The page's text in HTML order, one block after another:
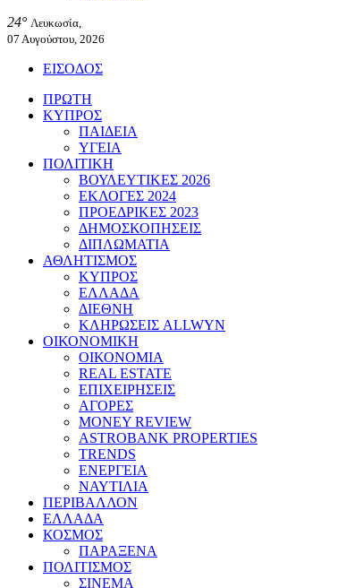
24° Λευκωσία,
07 Αυγούστου, 2026
ΕΙΣΟΔΟΣ
ΠΡΩΤΗ
ΚΥΠΡΟΣ
ΠΑΙΔΕΙΑ
ΥΓΕΙΑ
ΠΟΛΙΤΙΚΗ
ΒΟΥΛΕΥΤΙΚΕΣ 2026
ΕΚΛΟΓΕΣ 2024
ΠΡΟΕΔΡΙΚΕΣ 2023
ΔΗΜΟΣΚΟΠΗΣΕΙΣ
ΔΙΠΛΩΜΑΤΙΑ
ΑΘΛΗΤΙΣΜΟΣ
ΚΥΠΡΟΣ
ΕΛΛΑΔΑ
ΔΙΕΘΝΗ
ΚΛΗΡΩΣΕΙΣ ALLWYN
ΟΙΚΟΝΟΜΙΚΗ
ΟΙΚΟΝΟΜΙΑ
REAL ESTATE
ΕΠΙΧΕΙΡΗΣΕΙΣ
ΑΓΟΡΕΣ
MONEY REVIEW
ASTROBANK PROPERTIES
TRENDS
ΕΝΕΡΓΕΙΑ
ΝΑΥΤΙΛΙΑ
ΠΕΡΙΒΑΛΛΟΝ
ΕΛΛΑΔΑ
ΚΟΣΜΟΣ
ΠΑΡΑΞΕΝΑ
ΠΟΛΙΤΙΣΜΟΣ
ΣΙΝΕΜΑ